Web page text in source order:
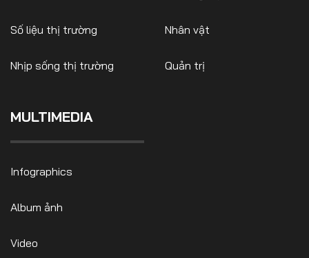
DÒNG XE
FOLLOW US
0972271616
Số liệu thị trường
Nhịp sống thị trường
Nhân vật
Quản trị
MULTIMEDIA
Infographics
Album ảnh
Video